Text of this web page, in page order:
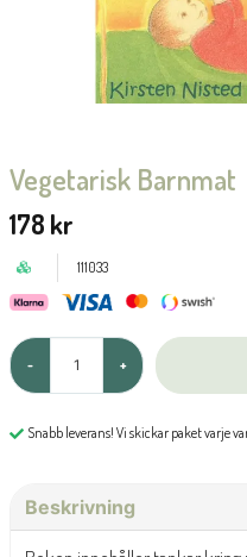
Vegetarisk Barnmat
178 kr
111033
- +
Snabb leverans! Vi skickar paket varje
Beskrivning